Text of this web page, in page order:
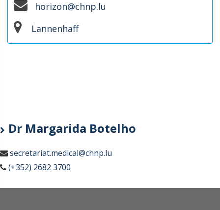
horizon@chnp.lu
Lannenhaff
Dr Margarida Botelho
secretariat.medical@chnp.lu
(+352) 2682 3700